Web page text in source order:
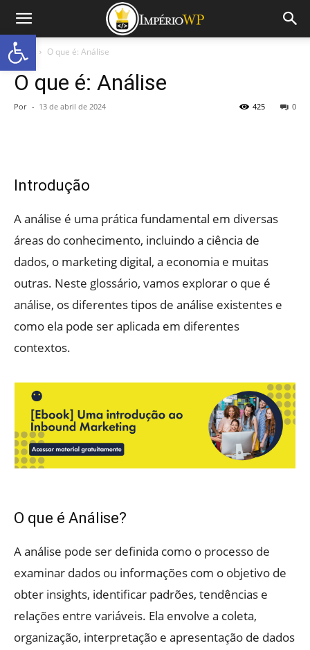
Início O que é: Análise
O que é: Análise
Por - 13 de abril de 2024 0
425
Introdução
A análise é uma prática fundamental em diversas
áreas do conhecimento, incluindo a ciência de
dados, o marketing digital, a economia e muitas
outras. Neste glossário, vamos explorar o que é
análise, os diferentes tipos de análise existentes e
como ela pode ser aplicada em diferentes
contextos.
O que é Análise?
A análise pode ser definida como o processo de
examinar dados ou informações com o objetivo de
obter insights, identificar padrões, tendências e
relações entre variáveis. Ela envolve a coleta,
organização, interpretação e apresentação de dados
Abrir a barra de ferramentas